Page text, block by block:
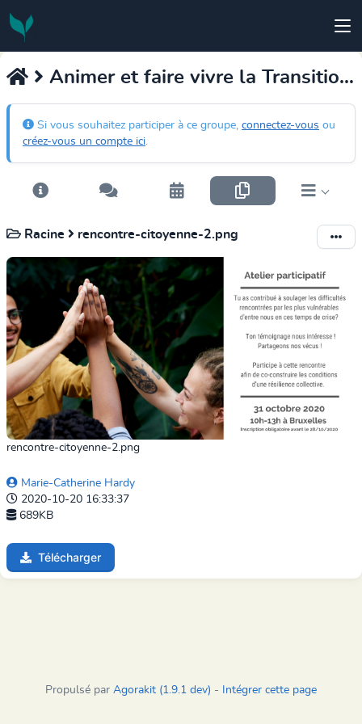
Animer et faire vivre la Transition Intérieure
Si vous souhaitez participer à ce groupe, connectez-vous ou
créez-vous un compte ici.
Racine rencontre-citoyenne-2.png
rencontre-citoyenne-2.png
Marie-Catherine Hardy
2020-10-20 16:33:37
689KB
Télécharger
Propulsé par Agorakit (1.9.1 dev) - Intégrer cette page